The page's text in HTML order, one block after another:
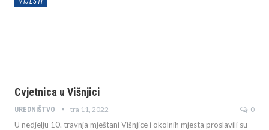
Cvjetnica u Višnjici
UREDNIŠTVO tra 11, 2022 0
U nedjelju 10. travnja mještani Višnjice i okolnih mjesta proslavili su